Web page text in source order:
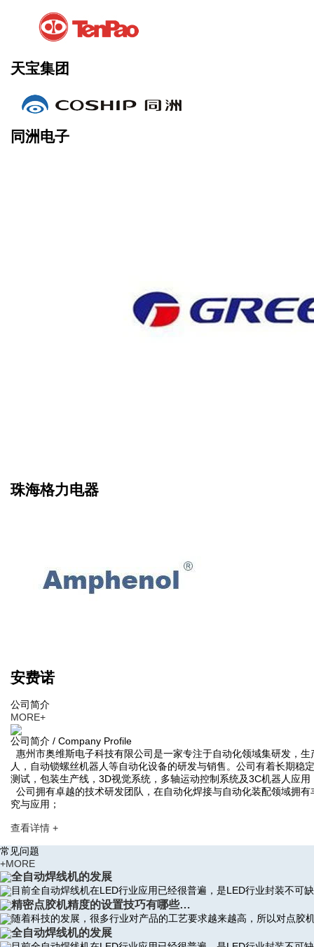
天宝集团
同洲电子
珠海格力电器
安费诺
公司简介
MORE+
公司简介 / Company Profile
惠州市奥维斯电子科技有限公司是一家专注于自动化领域集研发，
人，自动锁螺丝机器人等自动化设备的研发与销售。公司有着长期
测试，包装生产线，3D视觉系统，多轴运动控制系统及3C机器人应
公司拥有卓越的技术研发团队，在自动化焊接与自动化装配领域拥
究与应用；
查看详情 +
常见问题
+MORE
全自动焊线机的发展
目前全自动焊线机在LED行业应用已经很普遍，是LED行业封装不可
精密点胶机精度的设置技巧有哪些…
随着科技的发展，很多行业对产品的工艺要求越来越高，所以对点胶
全自动焊线机的发展